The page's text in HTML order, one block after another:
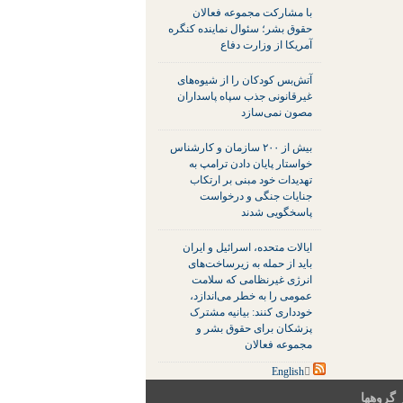
با مشارکت مجموعه فعالان
حقوق بشر؛ سئوال نماینده کنگره
آمریکا از وزارت دفاع
آتش‌بس کودکان را از شیوه‌های
غیرقانونی جذب سپاه پاسداران
مصون نمی‌سازد
بیش از ۲۰۰ سازمان و کارشناس
خواستار پایان دادن ترامپ به
تهدیدات خود مبنی بر ارتکاب
جنایات جنگی و درخواست
پاسخگویی شدند
ایالات متحده، اسرائیل و ایران
باید از حمله به زیرساخت‌های
انرژی غیرنظامی که سلامت
عمومی را به خطر می‌اندازد،
خودداری کنند: بیانیه مشترک
پزشکان برای حقوق بشر و
مجموعه فعالان
گروهها